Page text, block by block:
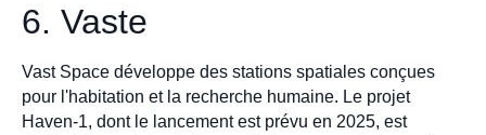
6. Vaste
Vast Space développe des stations spatiales conçues
pour l'habitation et la recherche humaine. Le projet
Haven-1, dont le lancement est prévu en 2025, est